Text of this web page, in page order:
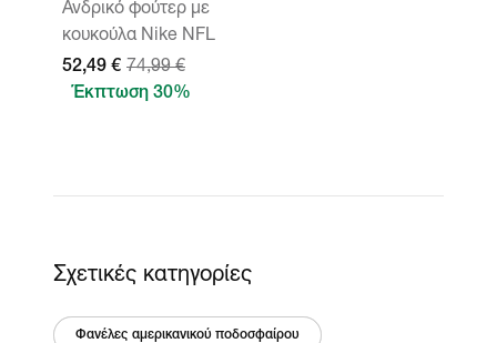
Ανδρικό φούτερ με
κουκούλα Nike NFL
52,49 € 74,99 €
Έκπτωση 30%
Σχετικές κατηγορίες
Φανέλες αμερικανικού ποδοσφαίρου